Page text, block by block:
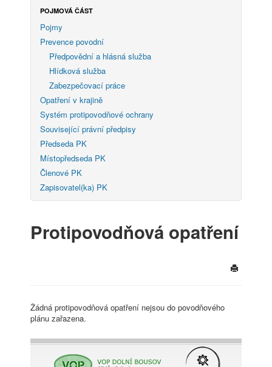
POJMOVÁ ČÁST
Pojmy
Prevence povodní
Předpovědní a hlásná služba
Hlídková služba
Zabezpečovací práce
Opatření v krajině
Systém protipovodňové ochrany
Související právní předpisy
Předseda PK
Místopředseda PK
Členové PK
Zapisovatel(ka) PK
Protipovodňová opatření
Žádná protipovodňová opatření nejsou do povodňového
plánu zařazena.